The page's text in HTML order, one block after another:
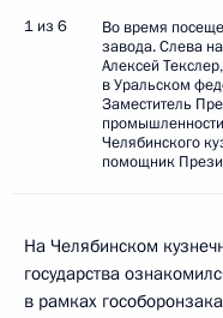
1 из 6
Во время
завода. Слева
Алексей
в Уральском
Заместитель
Челябинского
помощник
На Челябинском
государства
в рамках